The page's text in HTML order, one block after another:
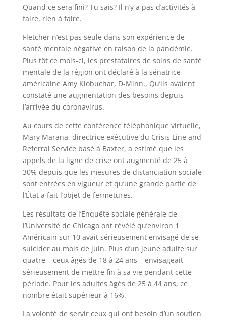
Quand ce sera fini? Tu sais? Il n’y a pas d’activités à
faire, rien à faire.
Fletcher n’est pas seule dans son expérience de
santé mentale négative en raison de la pandémie.
Plus tôt ce mois-ci, les prestataires de soins de santé
mentale de la région ont déclaré à la sénatrice
américaine Amy Klobuchar, D-Minn., Qu’ils avaient
constaté une augmentation des besoins depuis
l’arrivée du coronavirus.
Au cours de cette conférence téléphonique virtuelle,
Mary Marana, directrice exécutive du Crisis Line and
Referral Service basé à Baxter, a estimé que les
appels de la ligne de crise ont augmenté de 25 à
30% depuis que les mesures de distanciation sociale
sont entrées en vigueur et qu’une grande partie de
l’État a fait l’objet de fermetures.
Les résultats de l’Enquête sociale générale de
l’Université de Chicago ont révélé qu’environ 1
Américain sur 10 avait sérieusement envisagé de se
suicider au mois de juin. Plus d’un jeune adulte sur
quatre – ceux âgés de 18 à 24 ans – envisageait
sérieusement de mettre fin à sa vie pendant cette
période. Pour les adultes âgés de 25 à 44 ans, ce
nombre était supérieur à 16%.
La volonté de servir ceux qui ont besoin d’un soutien